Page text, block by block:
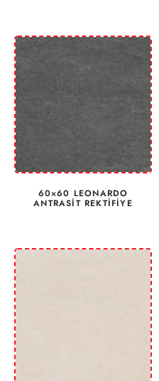
60×60 LEONARDO
ANTRASİT REKTİFİYE